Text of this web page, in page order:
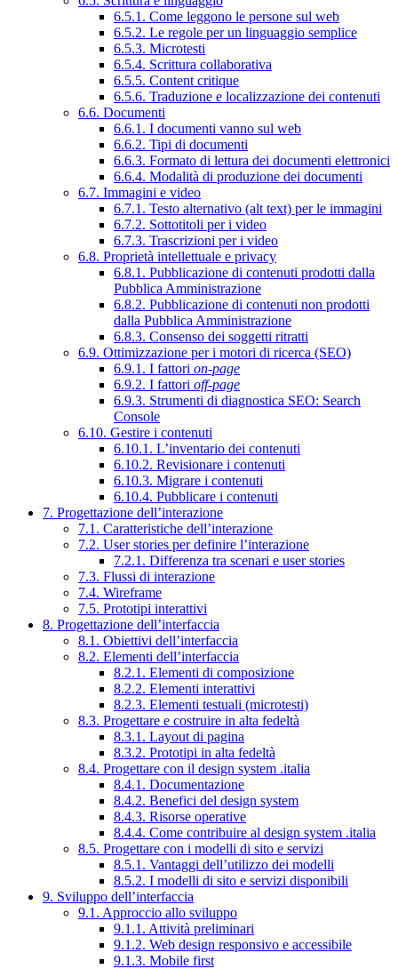
6.5.1. Come leggono le persone sul web
6.5.2. Le regole per un linguaggio semplice
6.5.3. Microtesti
6.5.4. Scrittura collaborativa
6.5.5. Content critique
6.5.6. Traduzione e localizzazione dei contenuti
6.6. Documenti
6.6.1. I documenti vanno sul web
6.6.2. Tipi di documenti
6.6.3. Formato di lettura dei documenti elettronici
6.6.4. Modalità di produzione dei documenti
6.7. Immagini e video
6.7.1. Testo alternativo (alt text) per le immagini
6.7.2. Sottotitoli per i video
6.7.3. Trascrizioni per i video
6.8. Proprietà intellettuale e privacy
6.8.1. Pubblicazione di contenuti prodotti dalla
Pubblica Amministrazione
6.8.2. Pubblicazione di contenuti non prodotti
dalla Pubblica Amministrazione
6.8.3. Consenso dei soggetti ritratti
6.9. Ottimizzazione per i motori di ricerca (SEO)
6.9.1. I fattori on-page
6.9.2. I fattori off-page
6.9.3. Strumenti di diagnostica SEO: Search
Console
6.10. Gestire i contenuti
6.10.1. L’inventario dei contenuti
6.10.2. Revisionare i contenuti
6.10.3. Migrare i contenuti
6.10.4. Pubblicare i contenuti
7. Progettazione dell’interazione
7.1. Caratteristiche dell’interazione
7.2. User stories per definire l’interazione
7.2.1. Differenza tra scenari e user stories
7.3. Flussi di interazione
7.4. Wireframe
7.5. Prototipi interattivi
8. Progettazione dell’interfaccia
8.1. Obiettivi dell’interfaccia
8.2. Elementi dell’interfaccia
8.2.1. Elementi di composizione
8.2.2. Elementi interattivi
8.2.3. Elementi testuali (microtesti)
8.3. Progettare e costruire in alta fedeltà
8.3.1. Layout di pagina
8.3.2. Prototipi in alta fedeltà
8.4. Progettare con il design system .italia
8.4.1. Documentazione
8.4.2. Benefici del design system
8.4.3. Risorse operative
8.4.4. Come contribuire al design system .italia
8.5. Progettare con i modelli di sito e servizi
8.5.1. Vantaggi dell’utilizzo dei modelli
8.5.2. I modelli di sito e servizi disponibili
9. Sviluppo dell’interfaccia
9.1. Approccio allo sviluppo
9.1.1. Attività preliminari
9.1.2. Web design responsivo e accessibile
9.1.3. Mobile first